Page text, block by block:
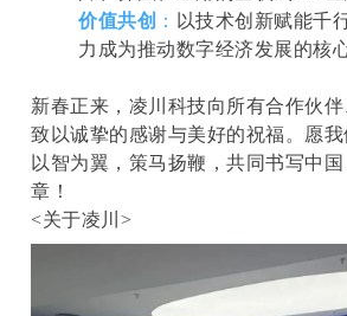
价值共创 ：
以技术创新赋能千
力成为推动数字经济发展的核
新春正来，凌川科技向所有合作伙
致以诚挚的感谢与美好的祝福。愿我
以智为翼，策马扬鞭，共同书写中
章！
<关于凌川>